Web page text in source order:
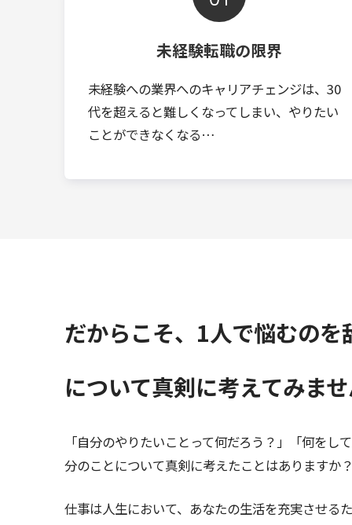
未経験転職の限界
未経験への業界へのキャリアチェンジは、30
代を超えると難しくなってしまい、やりたい
ことができなくなる…
だからこそ、1人で悩むの
について真剣に考えてみま
「自分のやりたいことって何だろう？」「何をし
分のことについて真剣に考えたことはありますか
仕事は人生において、あなたの生活を充実させる